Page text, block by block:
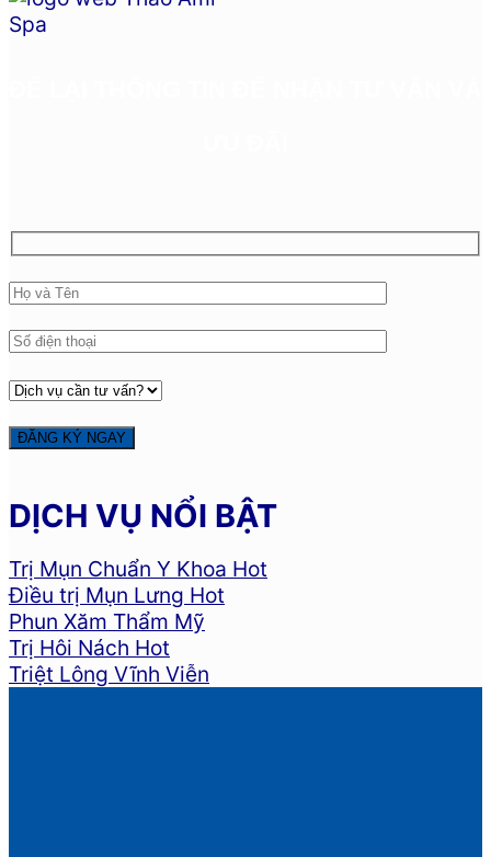
DỊCH VỤ NỔI BẬT
Trị Mụn Chuẩn Y Khoa
Điều trị Mụn Lưng
Phun Xăm Thẩm Mỹ
Trị Hôi Nách
Triệt Lông Vĩnh Viễn